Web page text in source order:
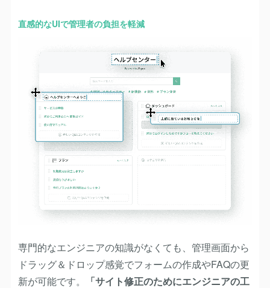
直感的なUIで管理者の負担を軽減
専門的なエンジニアの知識がなくても、管理画面から
ドラッグ＆ドロップ感覚でフォームの作成やFAQの更
新が可能です。
「サイト修正のためにエンジニアの工